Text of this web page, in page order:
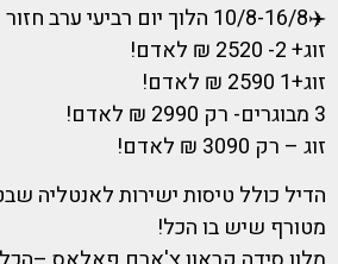
✈️10/8-16/8 הלוך יום רביעי ערב חזור שלישי בוקר
זוג+ 2- 2520 ₪ לאדם!
זוג+1 2590 ₪ לאדם!
3 מבוגרים- רק 2990 ₪ לאדם!
זוג – רק 3090 ₪ לאדם!
מטורף שיש בו הכל!